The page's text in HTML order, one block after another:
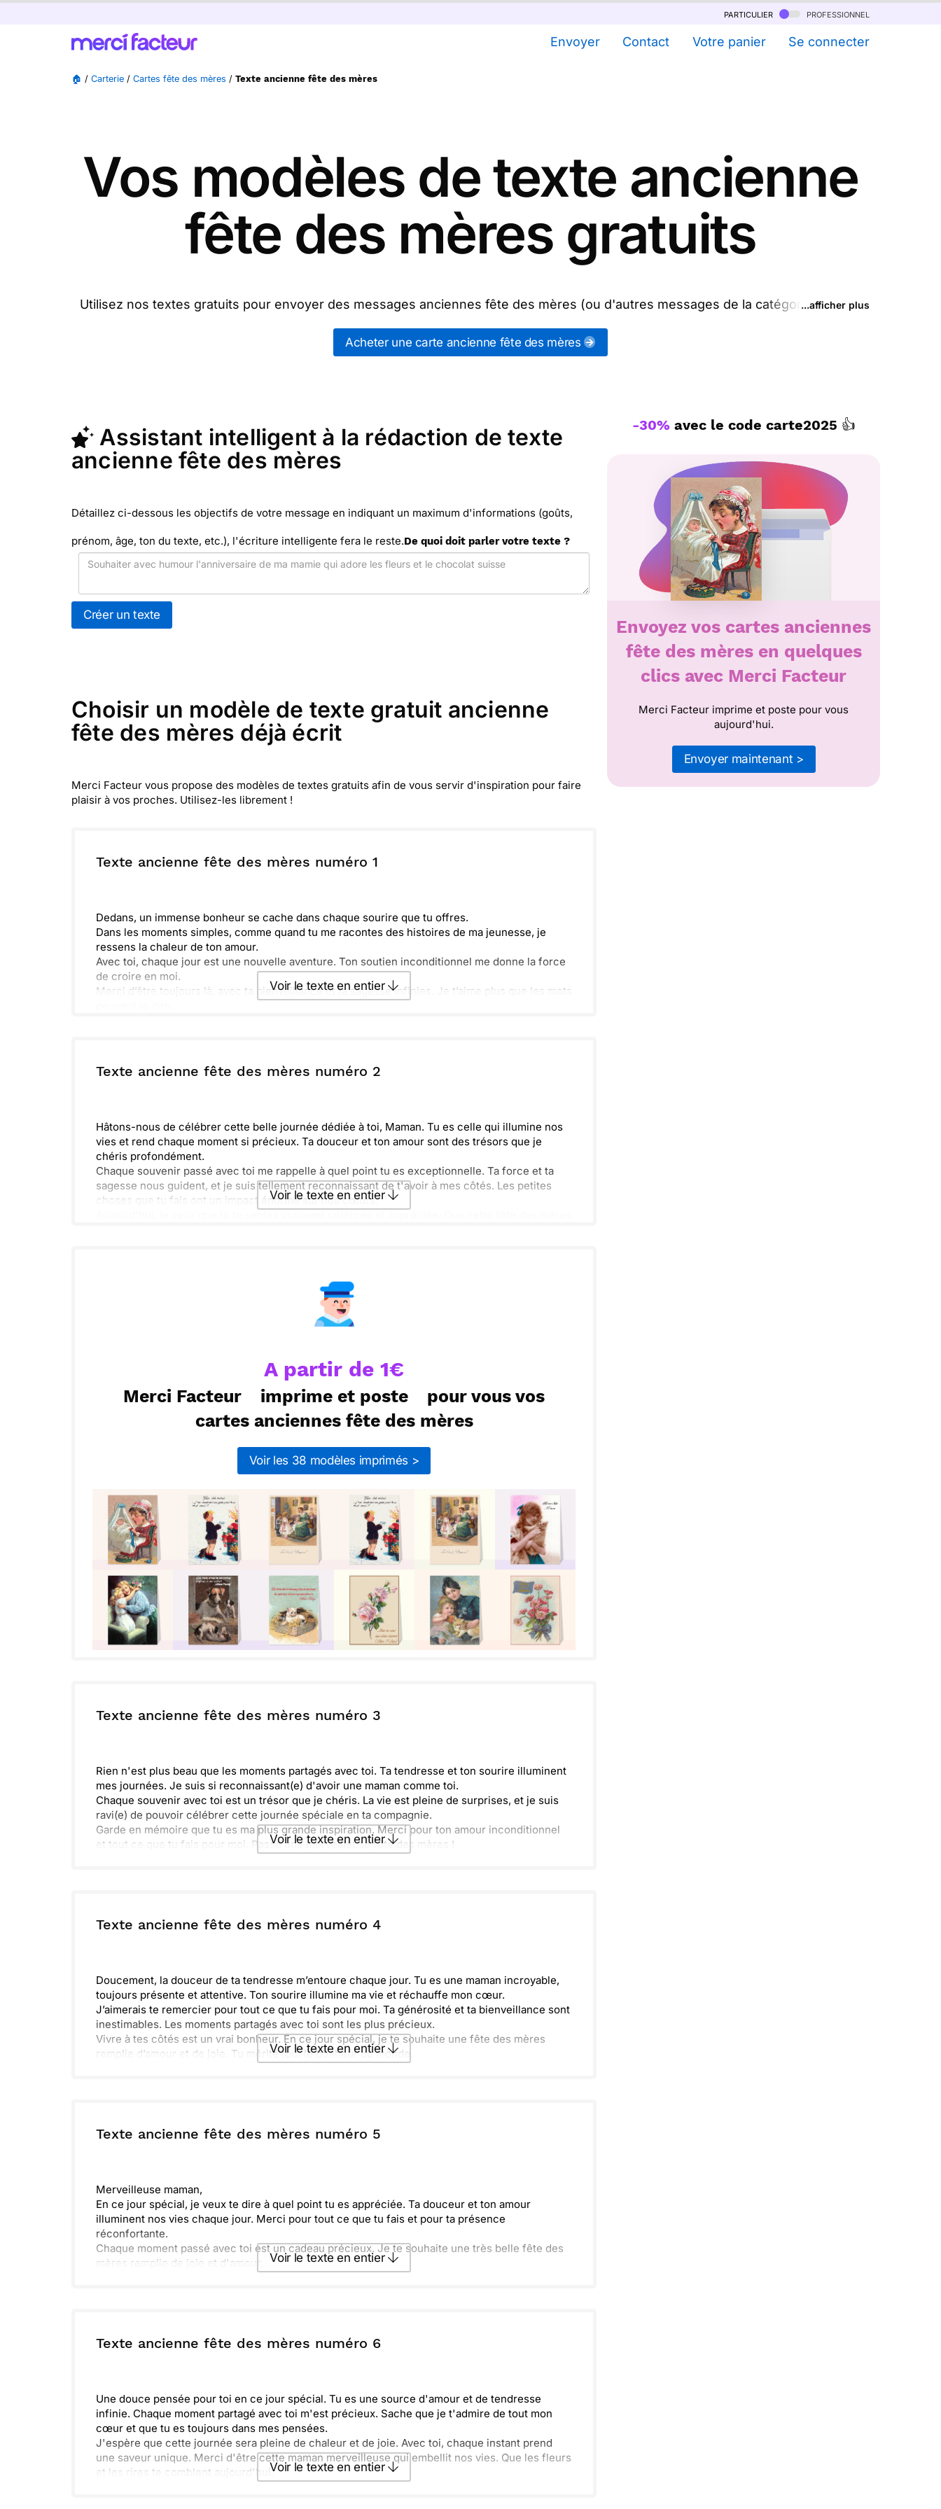
particulier professionnel
Envoyer Contact Votre panier Se connecter
🏠 / Carterie / Cartes fête des mères / Texte ancienne fête des mères
Vos modèles de texte ancienne
fête des mères gratuits
Utilisez nos textes gratuits pour envoyer des messages anciennes fête des mères (ou d'autres messages de la catégorie "Cartes
En quelques clics, récupérez le texte ancienne fête des mères qui vous convient, ou envoyez ce texte personnalisé par La Poste
avec Merci Facteur (c'est rapide et pas cher). Merci Facteur vous propose 38 modèles imprimés de anciennes fête des mères à
...afficher plus
Acheter une carte ancienne fête des mères
Assistant intelligent à la rédaction de texte
ancienne fête des mères
Détaillez ci-dessous les objectifs de votre message en indiquant un maximum d'informations (goûts,
prénom, âge, ton du texte, etc.), l'écriture intelligente fera le reste.De quoi doit parler votre texte ?
Créer un texte
Choisir un modèle de texte gratuit ancienne
fête des mères déjà écrit
Merci Facteur vous propose des modèles de textes gratuits afin de vous servir d'inspiration pour faire
plaisir à vos proches. Utilisez-les librement !
Texte ancienne fête des mères numéro 1
Dedans, un immense bonheur se cache dans chaque sourire que tu offres.
Dans les moments simples, comme quand tu me racontes des histoires de ma jeunesse, je
ressens la chaleur de ton amour.
Avec toi, chaque jour est une nouvelle aventure. Ton soutien inconditionnel me donne la force
de croire en moi.
Merci d’être toujours là, avec ta bienveillance et ta sagesse infinies. Je t’aime plus que les mots
Voir le texte en entier
ou : Copier Recevoir par mail
Texte ancienne fête des mères numéro 2
Hâtons-nous de célébrer cette belle journée dédiée à toi, Maman. Tu es celle qui illumine nos
vies et rend chaque moment si précieux. Ta douceur et ton amour sont des trésors que je
chéris profondément.
Chaque souvenir passé avec toi me rappelle à quel point tu es exceptionnelle. Ta force et ta
sagesse nous guident, et je suis tellement reconnaissant de t'avoir à mes côtés. Les petites
choses que tu fais ont un impact énorme sur nos cœurs.
Voir le texte en entier
A partir de 1€
Merci Facteur imprime et poste
pour vous vos
cartes anciennes fête des mères
Voir les 38 modèles imprimés >
Texte ancienne fête des mères numéro 3
Rien n'est plus beau que les moments partagés avec toi. Ta tendresse et ton sourire illuminent
mes journées. Je suis si reconnaissant(e) d'avoir une maman comme toi.
Chaque souvenir avec toi est un trésor que je chéris. La vie est pleine de surprises, et je suis
ravi(e) de pouvoir célébrer cette journée spéciale en ta compagnie.
Garde en mémoire que tu es ma plus grande inspiration. Merci pour ton amour inconditionnel
et tout ce que tu fais pour moi. Passe une merveilleuse fête des mères !
Voir le texte en entier
ou : Copier Recevoir par mail
Texte ancienne fête des mères numéro 4
Doucement, la douceur de ta tendresse m’entoure chaque jour. Tu es une maman incroyable,
toujours présente et attentive. Ton sourire illumine ma vie et réchauffe mon cœur.
J’aimerais te remercier pour tout ce que tu fais pour moi. Ta générosité et ta bienveillance sont
inestimables. Les moments partagés avec toi sont les plus précieux.
Vivre à tes côtés est un vrai bonheur. En ce jour spécial, je te souhaite une fête des mères
remplie d’amour et de joie. Tu mérite tout le bonheur du monde.
Voir le texte en entier
ou : Copier Recevoir par mail
Texte ancienne fête des mères numéro 5
Merveilleuse maman,
En ce jour spécial, je veux te dire à quel point tu es appréciée. Ta douceur et ton amour
illuminent nos vies chaque jour. Merci pour tout ce que tu fais et pour ta présence
réconfortante.
Chaque moment passé avec toi est un cadeau précieux. Je te souhaite une très belle fête des
mères remplie de joie et d'amour.
Voir le texte en entier
ou : Copier Recevoir par mail
Texte ancienne fête des mères numéro 6
Une douce pensée pour toi en ce jour spécial. Tu es une source d'amour et de tendresse
infinie. Chaque moment partagé avec toi m'est précieux. Sache que je t'admire de tout mon
cœur et que tu es toujours dans mes pensées.
J'espère que cette journée sera pleine de chaleur et de joie. Avec toi, chaque instant prend
une saveur unique. Merci d'être cette maman merveilleuse qui embellit nos vies. Que les fleurs
et les rires te comblent aujourd'hui.Voir le texte en entier
-30% avec le code carte2025 👍
Envoyez vos cartes anciennes
fête des mères en quelques
clics avec Merci Facteur
Merci Facteur imprime et poste pour vous
aujourd'hui.
Envoyer maintenant >